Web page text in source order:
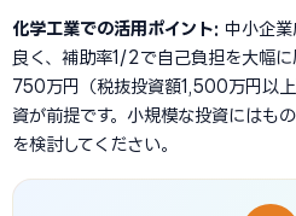
化学工業での活用ポイント: 中小企
良く、補助率1/2で自己負担を大幅
750万円（税抜投資額1,500万円以
資が前提です。小規模な投資にはも
を検討してください。